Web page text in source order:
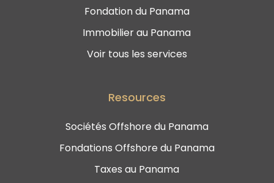
Fondation du Panama
Immobilier au Panama
Voir tous les services
Resources
Sociétés Offshore du Panama
Fondations Offshore du Panama
Taxes au Panama